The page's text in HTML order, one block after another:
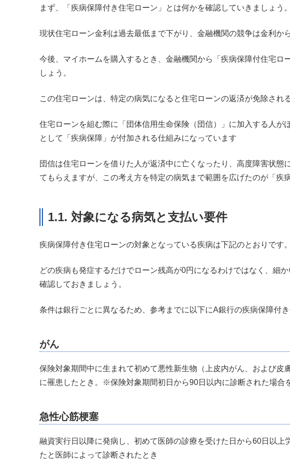
まず、「疾病保障付き住宅ローン」とは何かを確認していきましょう。
現状住宅ローン金利は過去最低まで下がり、金融機関の競争は金利か
今後、マイホームを購入するとき、金融機関から「疾病保障付住宅ロ
しょう。
この住宅ローンは、特定の病気になると住宅ローンの返済が免除され
住宅ローンを組む際に「団体信用生命保険（団信）」に加入する人が
として「疾病保障」が付加される仕組みになっています
団信は住宅ローンを借りた人が返済中に亡くなったり、高度障害状態
てもらえますが、この考え方を特定の病気まで範囲を広げたのが「疾
1.1. 対象になる病気と支払い要件
疾病保障付き住宅ローンの対象となっている疾病は下記のとおりです。
どの疾病も発症するだけでローン残高が0円になるわけではなく、細
確認しておきましょう。
条件は銀行ごとに異なるため、参考までに以下にA銀行の疾病保障付
がん
保険対象期間中に生まれて初めて悪性新生物（上皮内がん、および皮
に罹患したとき。※保険対象期間初日から90日以内に診断された場合
急性心筋梗塞
融資実行日以降に発病し、初めて医師の診療を受けた日から60日以上
たと医師によって診断されたとき